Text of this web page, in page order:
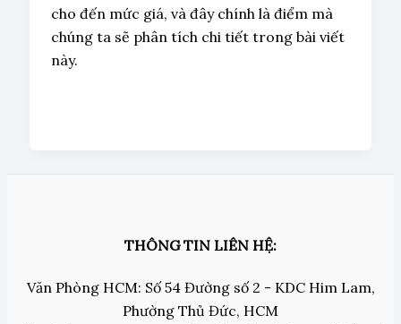
cho đến mức giá, và đây chính là điểm mà
chúng ta sẽ phân tích chi tiết trong bài viết
này.
THÔNG TIN LIÊN HỆ:
Văn Phòng HCM: Số 54 Đường số 2 - KDC Him Lam,
Phường Thủ Đức, HCM